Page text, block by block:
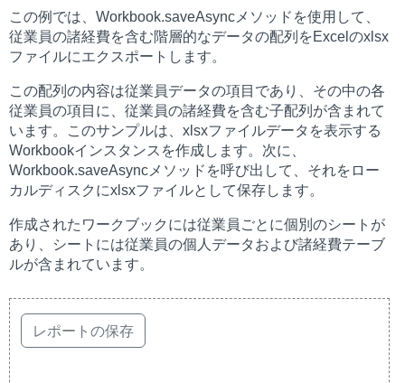
この例では、 Workbook.saveAsync メソッドを使用して、
従業員の諸経費を含む階層的なデータの配列をExcelのxlsx
ファイルにエクスポートします。
この配列の内容は従業員データの項目であり、その中の各
従業員の項目に、従業員の諸経費を含む子配列が含まれて
います。このサンプルは、xlsxファイルデータを表示する
Workbookインスタンスを作成します。次に、
Workbook.saveAsync メソッドを呼び出して、それをロー
カルディスクにxlsxファイルとして保存します。
作成されたワークブックには従業員ごとに個別のシートが
あり、シートには従業員の個人データおよび諸経費テーブ
ルが含まれています。